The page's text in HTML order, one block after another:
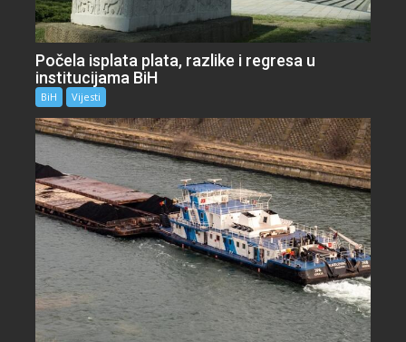
Počela isplata plata, razlike i regresa u
institucijama BiH
BiH Vijesti